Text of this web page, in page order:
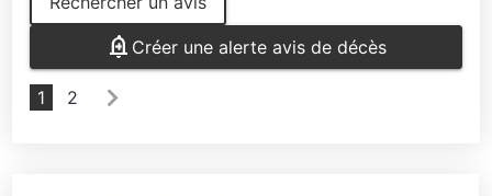
Créer une alerte avis de décès
1 2